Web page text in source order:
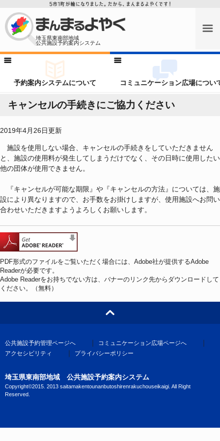
埼玉県東南部地域
公共施設予約案内システム
予約案内システムについて コミュニケーション広場につい
キャンセルの手続きにご協力ください
2019年4月26日更新
施設を使用しない場合、キャンセルの手続きをしていただきません
と、施設の使用料が発生してしまうだけでなく、その日時に使用したい
他の団体が使用できません。
『キャンセルが可能な期限』や『キャンセルの方法』については、施
設により異なりますので、お手数をお掛けしますが、使用施設へお問い
合わせいただきますようよろしくお願いします。
PDF形式のファイルをご覧いただく場合には、Adobe社が提供するAdobe
Readerが必要です。
Adobe Readerをお持ちでない方は、バナーのリンク先からダウンロードして
ください。（無料）
公共施設予約管理ページへ ｜ コミュニケーション広場ページへ ｜
アクセシビリティ ｜ プライバシーポリシー
埼玉県東南部地域 公共施設予約案内システム
Copyright©2015. 2013 saitamakentounanbutoshirenrakuchouseikaigi. All Right
Reserved.